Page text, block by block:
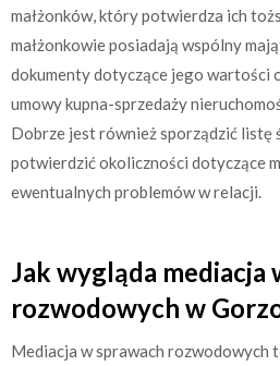
małżonków, który potwierdza ich
małżonkowie posiadają wspólny
dokumenty dotyczące jego wartości
umowy kupna-sprzedaży
Dobrze jest również sporządzić listę
potwierdzić okoliczności dotyczące
ewentualnych problemów w relacji.
Jak wygląda mediacja
rozwodowych w
Mediacja w sprawach rozwodowych